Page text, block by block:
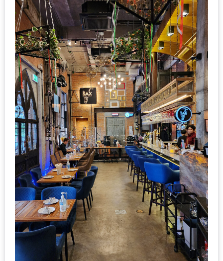
ต้อง
ห้าม
พลาด
สำหรับ
ฤดู
หนาว
นี้
กับ
PING
FAI
FESTIVAL
2
–
ช็อป
ฟิน
กิน
เพลิน
HFG